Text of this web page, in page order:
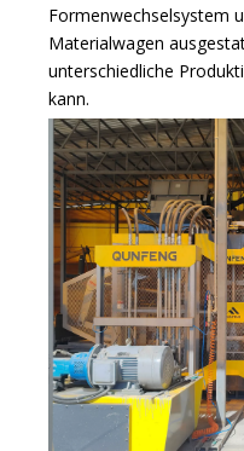
Formenwechselsystem
Materialwagen
unterschiedliche
kann.